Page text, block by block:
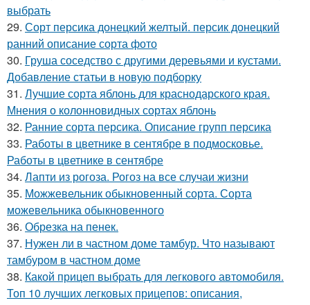
выбрать
29. Сорт персика донецкий желтый. персик донецкий
ранний описание сорта фото
30. Груша соседство с другими деревьями и кустами.
Добавление статьи в новую подборку
31. Лучшие сорта яблонь для краснодарского края.
Мнения о колонновидных сортах яблонь
32. Ранние сорта персика. Описание групп персика
33. Работы в цветнике в сентябре в подмосковье.
Работы в цветнике в сентябре
34. Лапти из рогоза. Рогоз на все случаи жизни
35. Можжевельник обыкновенный сорта. Сорта
можевельника обыкновенного
36. Обрезка на пенек.
37. Нужен ли в частном доме тамбур. Что называют
тамбуром в частном доме
38. Какой прицеп выбрать для легкового автомобиля.
Топ 10 лучших легковых прицепов: описания,